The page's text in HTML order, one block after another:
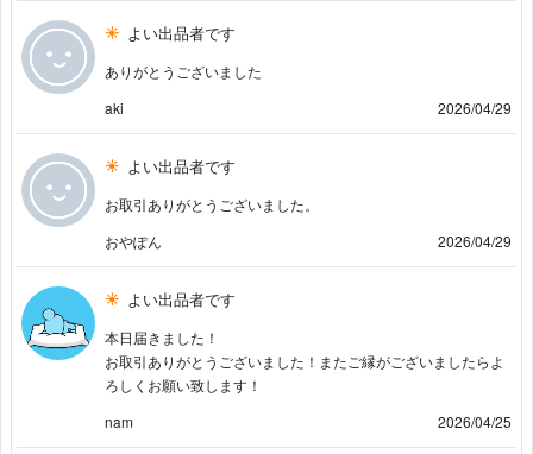
よい出品者です
ありがとうございました
aki
2026/04/29
よい出品者です
お取引ありがとうございました。
おやぽん
2026/04/29
よい出品者です
本日届きました！
お取引ありがとうございました！またご縁がございましたらよ
ろしくお願い致します！
nam
2026/04/25